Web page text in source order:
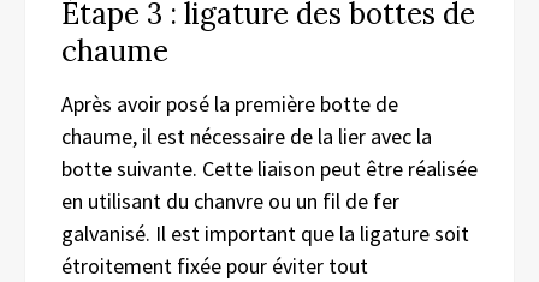
Étape 3 : ligature des bottes de
chaume
Après avoir posé la première botte de
chaume, il est nécessaire de la lier avec la
botte suivante. Cette liaison peut être réalisée
en utilisant du chanvre ou un fil de fer
galvanisé. Il est important que la ligature soit
étroitement fixée pour éviter tout